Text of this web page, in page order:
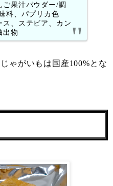
ご果汁パウダー/調
料、パプリカ色
、ステビア、カン
出物
ゃがいもは国産100%とな